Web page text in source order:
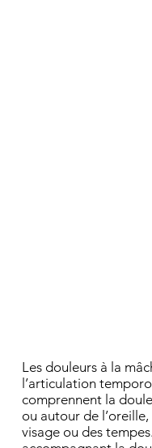
Les douleurs à la
l’articulation
comprennent la
ou autour de
visage ou des